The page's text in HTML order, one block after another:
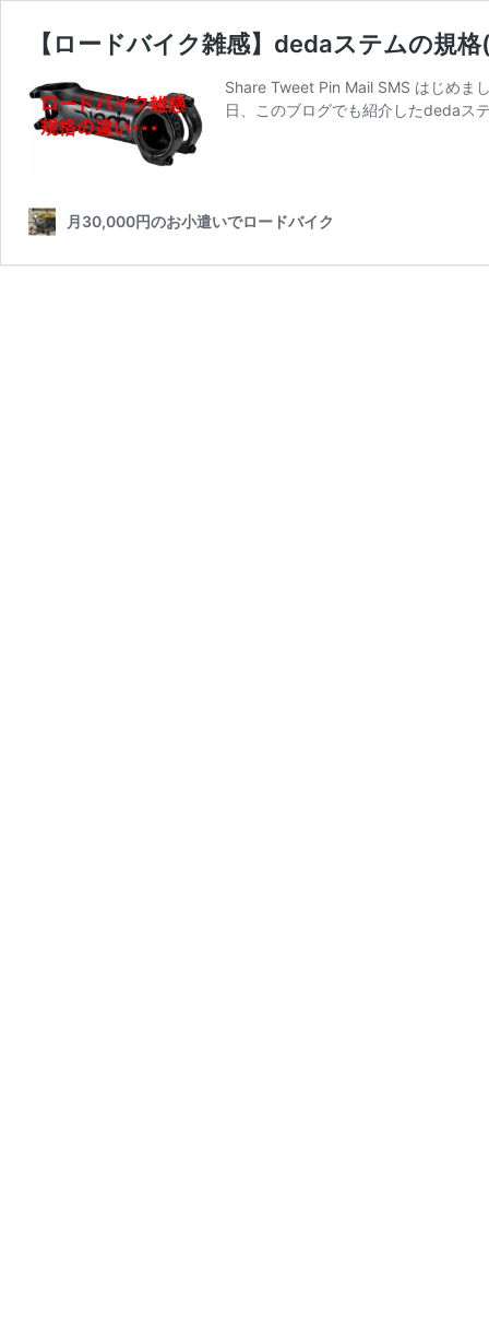
【ロードバイク雑感】dedaステムの規
Share Tweet Pin Mail SMS はじめま
日、このブログでも紹介したdedaス
月30,000円のお小遣いでロードバイク